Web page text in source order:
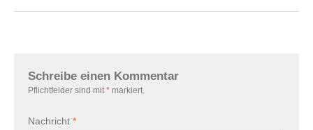
Schreibe einen Kommentar
Pflichtfelder sind mit * markiert.
Nachricht *